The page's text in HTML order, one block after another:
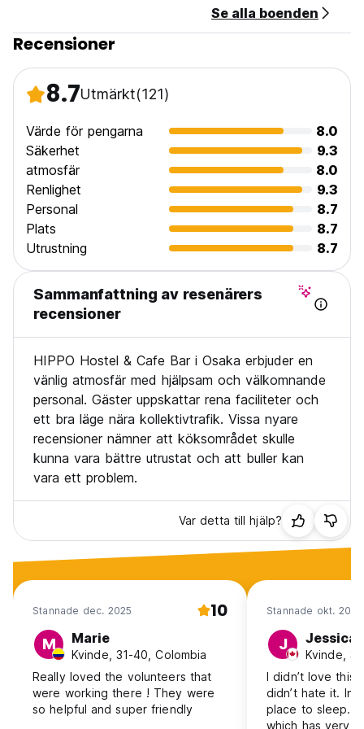
Se alla boenden
Recensioner
8.7Utmärkt(121)
Värde för pengarna
8.0
Säkerhet
9.3
atmosfär
8.0
Renlighet
9.3
Personal
8.7
Plats
8.7
Utrustning
8.7
Sammanfattning av resenärers
recensioner
HIPPO Hostel & Cafe Bar i Osaka erbjuder en
vänlig atmosfär med hjälpsam och välkomnande
personal. Gäster uppskattar rena faciliteter och
ett bra läge nära kollektivtrafik. Vissa nyare
recensioner nämner att köksområdet skulle
kunna vara bättre utrustat och att buller kan
vara ett problem.
Var detta till hjälp?
Stannade dec. 2025 10
M Marie
Kvinde, 31-40, Colombia
Really loved the volunteers that
were working there ! They were
so helpful and super friendly
Stannade okt. 2025
J Jessica
Kvinde,
I didn’t love this
didn’t hate it. In
place to sleep. It
which has very